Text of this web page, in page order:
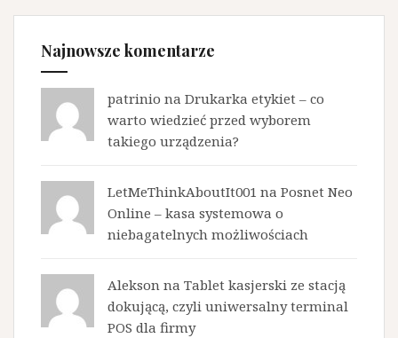
Najnowsze komentarze
patrinio na Drukarka etykiet – co
warto wiedzieć przed wyborem
takiego urządzenia?
LetMeThinkAboutIt001 na Posnet Neo
Online – kasa systemowa o
niebagatelnych możliwościach
Alekson na Tablet kasjerski ze stacją
dokującą, czyli uniwersalny terminal
POS dla firmy